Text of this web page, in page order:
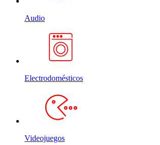
Audio
Electrodomésticos
Videojuegos